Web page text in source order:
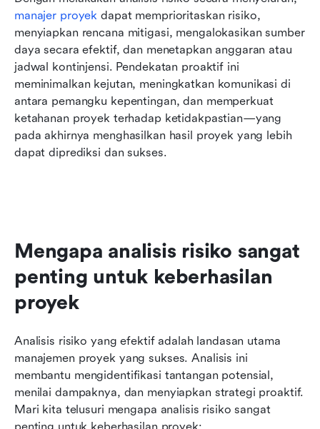
manajer proyek dapat memprioritaskan risiko,
menyiapkan rencana mitigasi, mengalokasikan sumber
daya secara efektif, dan menetapkan anggaran atau
jadwal kontinjensi. Pendekatan proaktif ini
meminimalkan kejutan, meningkatkan komunikasi di
antara pemangku kepentingan, dan memperkuat
ketahanan proyek terhadap ketidakpastian—yang
pada akhirnya menghasilkan hasil proyek yang lebih
dapat diprediksi dan sukses.
Mengapa analisis risiko sangat
penting untuk keberhasilan
proyek
Analisis risiko yang efektif adalah landasan utama
manajemen proyek yang sukses. Analisis ini
membantu mengidentifikasi tantangan potensial,
menilai dampaknya, dan menyiapkan strategi proaktif.
Mari kita telusuri mengapa analisis risiko sangat